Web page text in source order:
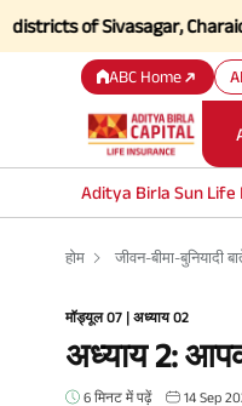
Charaideo,
ABC Home
Aditya Birla Sun
होम जीवन-बीमा-बुनियादी
मॉड्यूल 07 | अध्याय 02
अध्याय 2:
6 मिनट में पढ़ें 14 Sep